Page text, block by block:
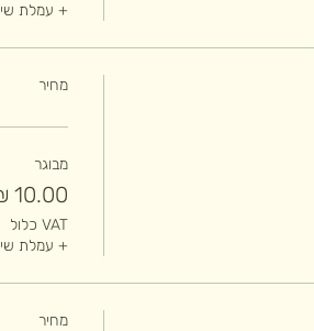
+ עמלת
מחיר
מבוגר
VAT כלול
+ עמלת
מחיר